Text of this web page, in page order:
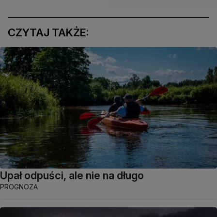
CZYTAJ TAKŻE:
Upał odpuści, ale nie na długo
PROGNOZA